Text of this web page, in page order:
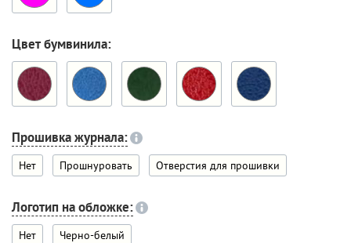
Цвет бумвинила:
Прошивка журнала:
Нет Прошнуровать Отверстия для прошивки
Логотип на обложке:
Нет Черно-белый